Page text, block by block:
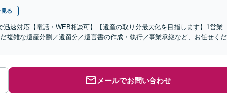
見る
迅速対応【電話・WEB相談可】【遺産の取り分最大化を目指します】1営業
複雑な遺産分割／遺留分／遺言書の作成・執行／事業承継など、お任せくだ
メールでお問い合わせ